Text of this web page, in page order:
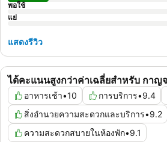
ได้คะแนนสูงกว่าค่าเฉลี่ยสำหรับ กาญ
อาหารเช้า•10 การบริการ•9.4
สิ่งอำนวยความสะดวกและบริการ•9.2
ความสะดวกสบายในห้องพัก•9.1
พอใช้
แย่
แสดงรีวิว